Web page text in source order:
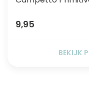
9,95
BEKIJK